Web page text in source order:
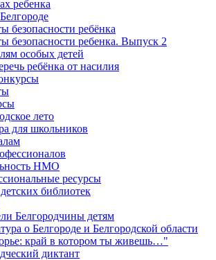
ребенка
безопасности ребёнка
безопасности ребенка. Выпуск 2
особых детей
ребёнка от насилия
лето
для школьников
НМО
ресурсы
библиотек
Белгородчины детям
о Белгороде и Белгородской области
край в котором ты живешь…"
диктант